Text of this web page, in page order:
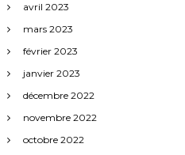
avril 2023
mars 2023
février 2023
janvier 2023
décembre 2022
novembre 2022
octobre 2022